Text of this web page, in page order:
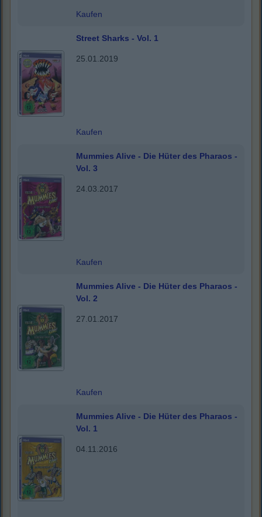
Kaufen
Street Sharks - Vol. 1
25.01.2019
Kaufen
Mummies Alive - Die Hüter des Pharaos -
Vol. 3
24.03.2017
Kaufen
Mummies Alive - Die Hüter des Pharaos -
Vol. 2
27.01.2017
Kaufen
Mummies Alive - Die Hüter des Pharaos -
Vol. 1
04.11.2016